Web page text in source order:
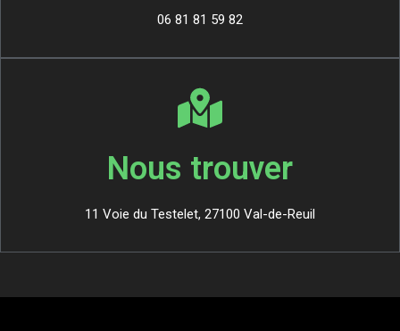
06 81 81 59 82
Nous trouver
11 Voie du Testelet, 27100 Val-de-Reuil